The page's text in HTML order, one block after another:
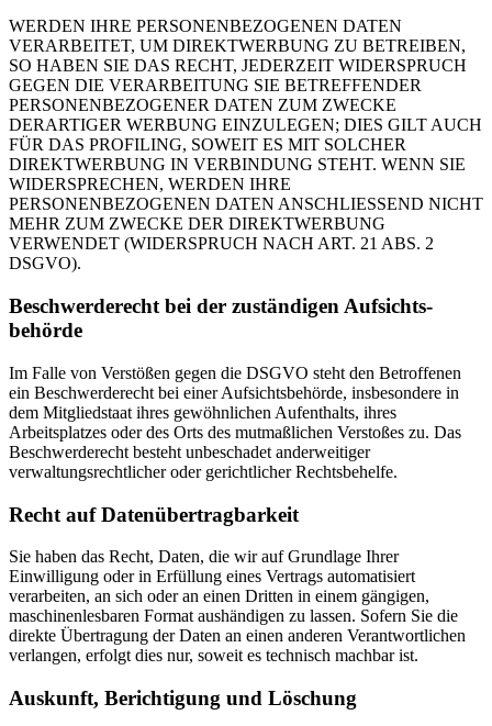
WERDEN IHRE PERSONENBEZOGENEN DATEN
VERARBEITET, UM DIREKTWERBUNG ZU BETREIBEN,
SO HABEN SIE DAS RECHT, JEDERZEIT WIDERSPRUCH
GEGEN DIE VERARBEITUNG SIE BETREFFENDER
PERSONENBEZOGENER DATEN ZUM ZWECKE
DERARTIGER WERBUNG EINZULEGEN; DIES GILT AUCH
FÜR DAS PROFILING, SOWEIT ES MIT SOLCHER
DIREKTWERBUNG IN VERBINDUNG STEHT. WENN SIE
WIDERSPRECHEN, WERDEN IHRE
PERSONENBEZOGENEN DATEN ANSCHLIESSEND NICHT
MEHR ZUM ZWECKE DER DIREKTWERBUNG
VERWENDET (WIDERSPRUCH NACH ART. 21 ABS. 2
DSGVO).
Beschwerde­recht bei der zuständigen Aufsichts­
behörde
Im Falle von Verstößen gegen die DSGVO steht den Betroffenen
ein Beschwerderecht bei einer Aufsichtsbehörde, insbesondere in
dem Mitgliedstaat ihres gewöhnlichen Aufenthalts, ihres
Arbeitsplatzes oder des Orts des mutmaßlichen Verstoßes zu. Das
Beschwerderecht besteht unbeschadet anderweitiger
verwaltungsrechtlicher oder gerichtlicher Rechtsbehelfe.
Recht auf Daten­übertrag­barkeit
Sie haben das Recht, Daten, die wir auf Grundlage Ihrer
Einwilligung oder in Erfüllung eines Vertrags automatisiert
verarbeiten, an sich oder an einen Dritten in einem gängigen,
maschinenlesbaren Format aushändigen zu lassen. Sofern Sie die
direkte Übertragung der Daten an einen anderen Verantwortlichen
verlangen, erfolgt dies nur, soweit es technisch machbar ist.
Auskunft, Berichtigung und Löschung